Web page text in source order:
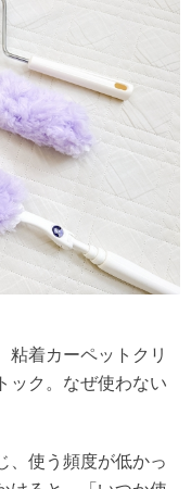
粘着カーペットクリ
ック。なぜ使わない
、使う頻度が低かっ